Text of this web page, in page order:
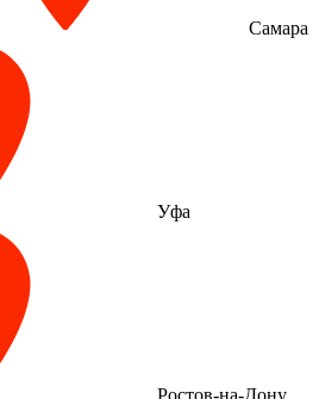
Самара
Уфа
Ростов-на-Дону